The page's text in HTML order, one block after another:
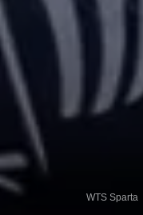
WTS Sparta